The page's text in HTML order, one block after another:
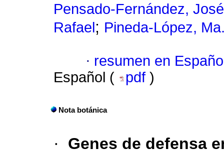
Pensado-Fernández,
Rafael ; Pineda-López,
· resumen en
Español (
pdf )
Nota botánica
· Genes de defensa